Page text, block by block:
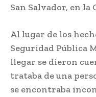
San Salvador, en la
Al lugar de los
Seguridad Pública
llegar se dieron
trataba de una
se encontraba